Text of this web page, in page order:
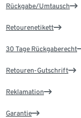
Rückgabe/Umtausch
Retourenetikett
30 Tage Rückgaberecht
Retouren-Gutschrift
Reklamation
Garantie